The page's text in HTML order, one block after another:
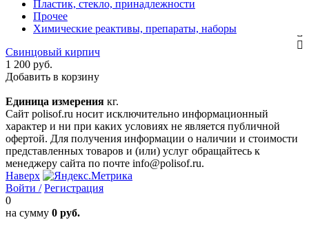
Пластик, стекло, принадлежности
Прочее
Химические реактивы, препараты, наборы
Свинцовый кирпич
1 200 руб.
Добавить в корзину
Единица измерения кг.
Сайт polisof.ru носит исключительно информационный
характер и ни при каких условиях не является публичной
офертой. Для получения информации о наличии и стоимости
представленных товаров и (или) услуг обращайтесь к
менеджеру сайта по почте info@polisof.ru.
Наверх
Войти / Регистрация
0
на сумму 0 руб.